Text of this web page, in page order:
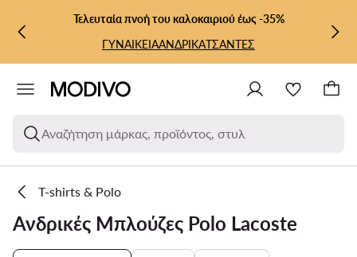
ΜΕΤΆΒΑΣΗ ΣΤΟ ΚΎΡΙΟ ΠΕΡΙΕΧΌΜΕΝΟ
ΜΕΤΆΒΑΣΗ ΣΤΗΝ ΑΝΑΖΉΤΗΣΗ
Τελευταία πνοή του καλοκαιριού έως -35%
ΓΥΝΑΙΚΕΙΑΑΝΔΡΙΚΑΤΣΑΝΤΕΣ
Αναζήτηση μάρκας, προϊόντος, στυλ
T-shirts & Polo
Ανδρικές Μπλούζες Polo Lacoste